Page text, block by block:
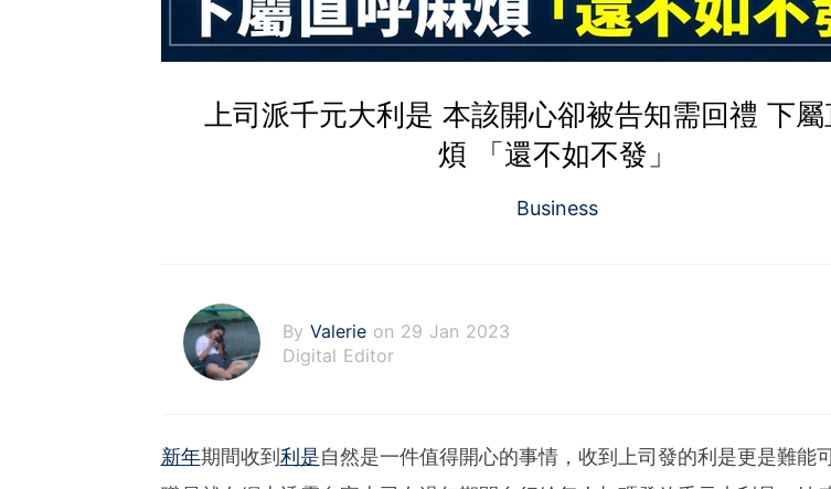
上司派千元大利是 本該開心卻被告知需回禮 下
煩 「還不如不發」
Business
By Valerie on 29 Jan 2023
Digital Editor
新年期間收到 利是自然是一件值得開心的事情，收到上司發的利是更是難能